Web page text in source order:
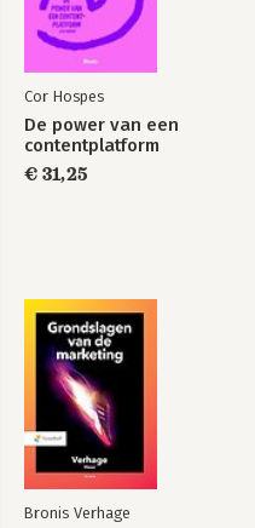
Cor Hospes
De power van een
contentplatform
€ 31,25
Bronis Verhage